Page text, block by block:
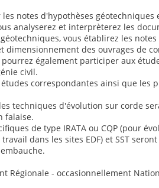
notes d'hypothèses géotechniques
analyserez et interprèterez les
vous établirez les
dimensionnement des ouvrages de
également participer aux
civil.
correspondantes ainsi que les
techniques d'évolution sur corde
falaise.
de type IRATA ou CQP (pour
dans les sites EDF) et SST
Régionale - occasionnellement